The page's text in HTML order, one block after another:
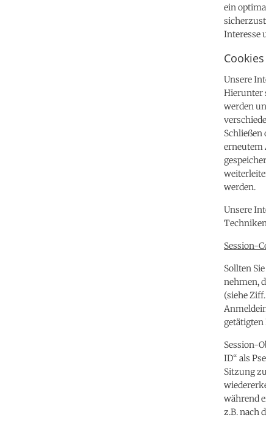
ein
Interesse
Unsere
Hierunter
werden
Schließen
erneutem
werden.
Unsere
Session-
Sollten
nehmen,
(siehe
getätigten
Session-
ID“ als
Sitzung
während
z.B. nach